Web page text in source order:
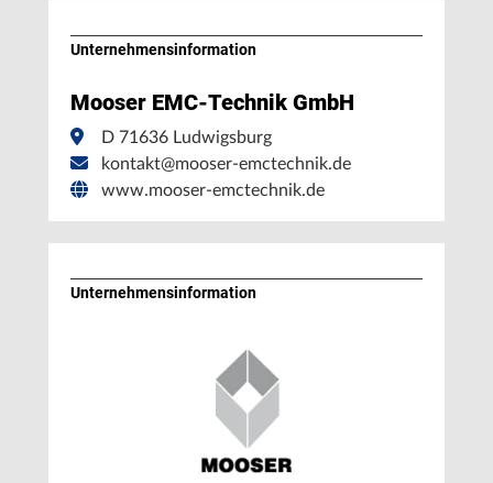
Unternehmens­information
Mooser EMC-Technik GmbH
D 71636 Ludwigsburg
kontakt@mooser-emctechnik.de
www.mooser-emctechnik.de
Unternehmens­information